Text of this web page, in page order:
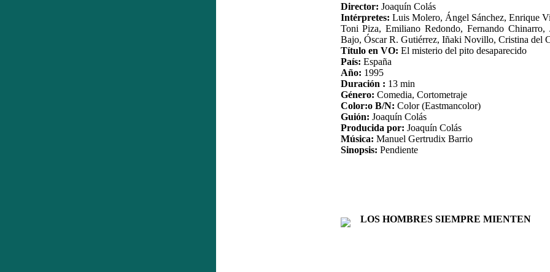
Director: Joaquín Colás
Intérpretes: Luis Molero, Ángel Sánchez, Enrique
Toni Piza, Emiliano Redondo, Fernando Chinarro,
Bajo, Óscar R. Gutiérrez, Iñaki Novillo, Cristina del
Título en VO: El misterio del pito desaparecido
País: España
Año: 1995
Duración : 13 min
Género: Comedia, Cortometraje
Color:o B/N: Color (Eastmancolor)
Guión: Joaquín Colás
Producida por: Joaquín Colás
Música: Manuel Gertrudix Barrio
Sinopsis: Pendiente
LOS HOMBRES SIEMPRE MIENTEN